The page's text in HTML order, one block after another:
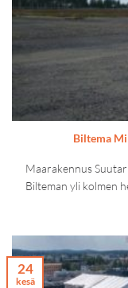
Biltema
Maarakennus
Bilteman yli kolmen
24
kesä